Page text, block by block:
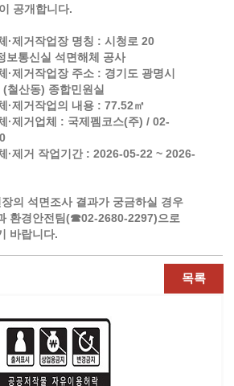
공개합니다.
·제거작업장 명칭 : 시청로 20
보통신실 석면해체 공사
·제거작업장 주소 : 경기도 광명시
철산동) 종합민원실
·제거작업의 내용 : 77.52㎡
·제거업체 : 국제펨코스(주) / 02-
·제거 작업기간 : 2026-05-22 ~ 2026-
의 석면조사 결과가 궁금하실 경우
환경안전팀(☎02-2680-2297)으로
바랍니다.
목록